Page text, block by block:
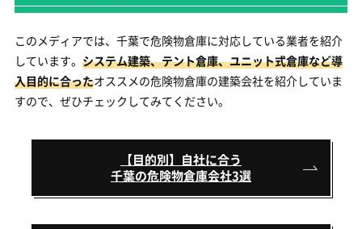
このメディアでは、千葉で危険物倉庫に対応している業者を紹介
しています。 システム建築、テント倉庫、ユニット式倉庫など導
入目的に合ったオススメの危険物倉庫の建築会社を紹介していま
すので、ぜひチェックしてみてください。
【目的別】自社に合う
千葉の危険物倉庫会社3選